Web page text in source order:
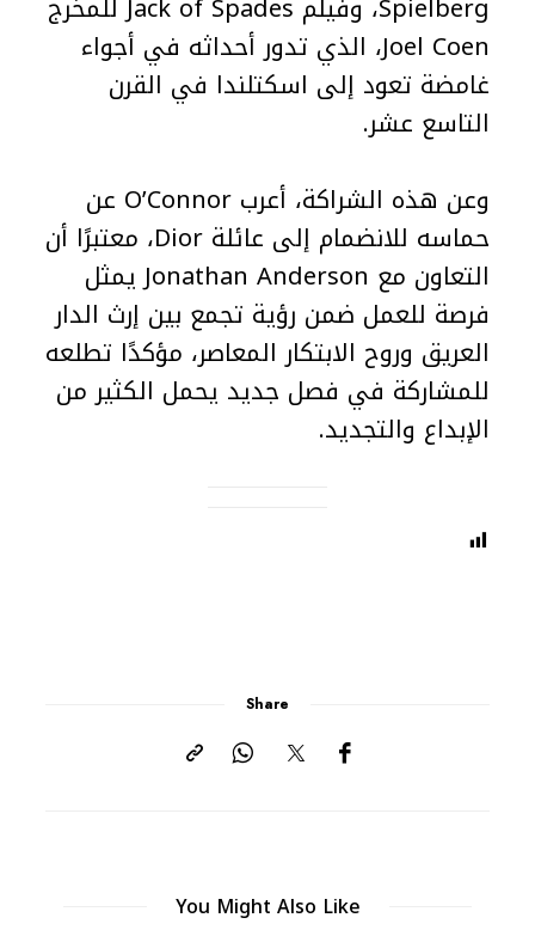
Joel Coen، الذي تدور أحداثه في أجواء
غامضة تعود إلى اسكتلندا في القرن
التاسع عشر.
وعن هذه الشراكة، أعرب O’Connor عن
حماسه للانضمام إلى عائلة Dior، معتبرًا أن
التعاون مع Jonathan Anderson يمثل
فرصة للعمل ضمن رؤية تجمع بين إرث الدار
العريق وروح الابتكار المعاصر، مؤكدًا تطلعه
للمشاركة في فصل جديد يحمل الكثير من
الإبداع والتجديد.
Share
You Might Also Like